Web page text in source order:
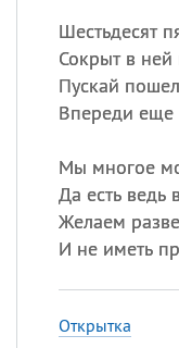
Шестьдесят
Сокрыт в ней
Пускай
Впереди еще
Мы многое
Да есть ведь
Желаем
И не иметь
Открытка